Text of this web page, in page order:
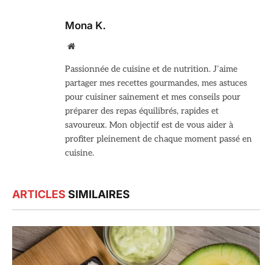
Mona K.
Site
Passionnée de cuisine et de nutrition. J’aime
partager mes recettes gourmandes, mes astuces
pour cuisiner sainement et mes conseils pour
préparer des repas équilibrés, rapides et
savoureux. Mon objectif est de vous aider à
profiter pleinement de chaque moment passé en
cuisine.
ARTICLES SIMILAIRES